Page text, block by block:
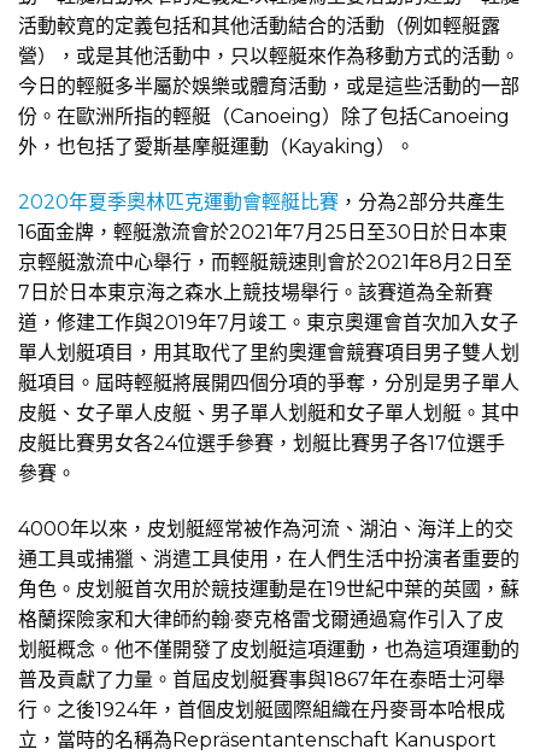
活動較寛的定義包括和其他活動結合的活動（例如輕艇露
營），或是其他活動中，只以輕艇來作為移動方式的活動。
今日的輕艇多半屬於娛樂或體育活動，或是這些活動的一部
份。在歐洲所指的輕艇（Canoeing）除了包括Canoeing
外，也包括了愛斯基摩艇運動（Kayaking）。
2020年夏季奧林匹克運動會輕艇比賽 ，分為2部分共產生
16面金牌，輕艇激流會於2021年7月25日至30日於日本東
京輕艇激流中心舉行，而輕艇競速則會於2021年8月2日至
7日於日本東京海之森水上競技場舉行。該賽道為全新賽
道，修建工作與2019年7月竣工。東京奧運會首次加入女子
單人划艇項目，用其取代了里約奧運會競賽項目男子雙人划
艇項目。屆時輕艇將展開四個分項的爭奪，分別是男子單人
皮艇、女子單人皮艇、男子單人划艇和女子單人划艇。其中
皮艇比賽男女各24位選手參賽，划艇比賽男子各17位選手
參賽。
4000年以來，皮划艇經常被作為河流、湖泊、海洋上的交
通工具或捕獵、消遣工具使用，在人們生活中扮演者重要的
角色。皮划艇首次用於競技運動是在19世紀中葉的英國，蘇
格蘭探險家和大律師約翰·麥克格雷戈爾通過寫作引入了皮
划艇概念。他不僅開發了皮划艇這項運動，也為這項運動的
普及貢獻了力量。首屆皮划艇賽事與1867年在泰晤士河舉
行。之後1924年，首個皮划艇國際組織在丹麥哥本哈根成
立，當時的名稱為Repräsentantenschaft Kanusport